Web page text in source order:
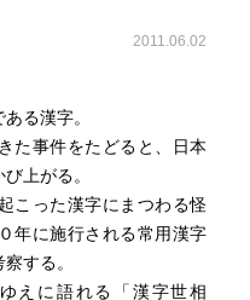
2011.06.02
る漢字。
た事件をたどると、日本
上がる。
こった漢字にまつわる怪
年に施行される常用漢字
する。
えに語れる「漢字世相